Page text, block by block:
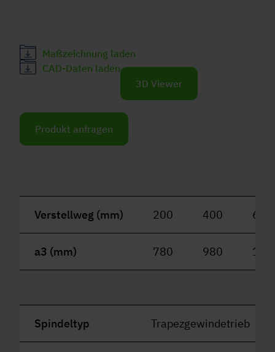
Maßzeichnung laden
CAD-Daten laden
3D Viewer
Produkt anfragen
Verstellweg (mm) 200 400 600
a3 (mm) 780 980
Spindeltyp Trapezgewindetrieb